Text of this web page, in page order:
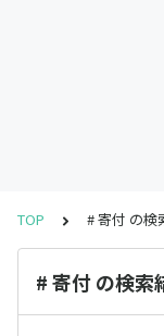
TOP # 寄付 の検
# 寄付 の検索